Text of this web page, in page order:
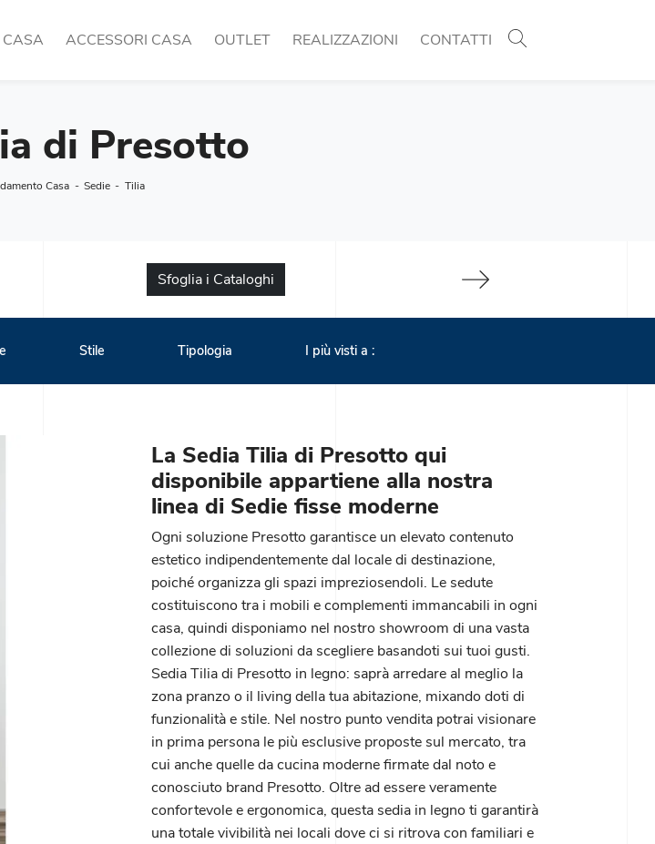
ACCESSORI CASA OUTLET REALIZZAZIONI CONTATTI
di Presotto
Casa - Sedie - Tilia
Sfoglia i Cataloghi
Stile Tipologia I più visti a :
La Sedia Tilia di Presotto qui
disponibile appartiene alla nostra
linea di Sedie fisse moderne
Ogni soluzione Presotto garantisce un elevato contenuto
estetico indipendentemente dal locale di destinazione,
poiché organizza gli spazi impreziosendoli. Le sedute
costituiscono tra i mobili e complementi immancabili in ogni
casa, quindi disponiamo nel nostro showroom di una vasta
collezione di soluzioni da scegliere basandoti sui tuoi gusti.
Sedia Tilia di Presotto in legno: saprà arredare al meglio la
zona pranzo o il living della tua abitazione, mixando doti di
funzionalità e stile. Nel nostro punto vendita potrai visionare
in prima persona le più esclusive proposte sul mercato, tra
cui anche quelle da cucina moderne firmate dal noto e
conosciuto brand Presotto. Oltre ad essere veramente
confortevole e ergonomica, questa sedia in legno ti garantirà
una totale vivibilità nei locali dove ci si ritrova con familiari e